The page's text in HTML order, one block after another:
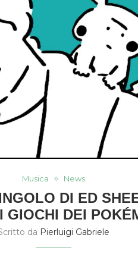
Musica News
DI ED
GIOCHI DEI
da Pierluigi Gabriele